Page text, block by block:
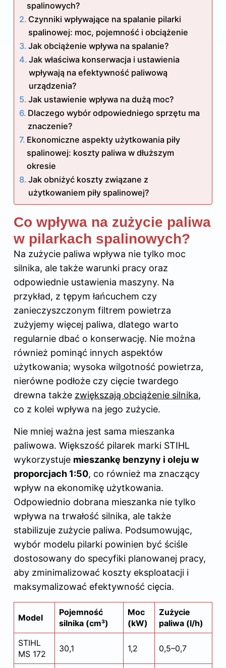
spalinowych?
Czynniki wpływające na spalanie pilarki
spalinowej: moc, pojemność i obciążenie
Jak obciążenie wpływa na spalanie?
Jak właściwa konserwacja i ustawienia
wpływają na efektywność paliwową
urządzenia?
Jak ustawienie wpływa na dużą moc?
Dlaczego wybór odpowiedniego sprzętu ma
znaczenie?
Ekonomiczne aspekty użytkowania piły
spalinowej: koszty paliwa w dłuższym
okresie
Jak obniżyć koszty związane z
użytkowaniem piły spalinowej?
Co wpływa na zużycie paliwa
w pilarkach spalinowych?
Na zużycie paliwa wpływa nie tylko moc
silnika, ale także warunki pracy oraz
odpowiednie ustawienia maszyny. Na
przykład, z tępym łańcuchem czy
zanieczyszczonym filtrem powietrza
zużyjemy więcej paliwa, dlatego warto
regularnie dbać o konserwację. Nie można
również pominąć innych aspektów
użytkowania; wysoka wilgotność powietrza,
nierówne podłoże czy cięcie twardego
drewna także zwiększają obciążenie silnika,
co z kolei wpływa na jego zużycie.
Nie mniej ważna jest sama mieszanka
paliwowa. Większość pilarek marki STIHL
wykorzystuje mieszankę benzyny i oleju w
proporcjach 1:50, co również ma znaczący
wpływ na ekonomikę użytkowania.
Odpowiednio dobrana mieszanka nie tylko
wpływa na trwałość silnika, ale także
stabilizuje zużycie paliwa. Podsumowując,
wybór modelu pilarki powinien być ściśle
dostosowany do specyfiki planowanej pracy,
aby zminimalizować koszty eksploatacji i
maksymalizować efektywność cięcia.
Model
Pojemność
silnika (cm³)
Moc
(kW)
Zużycie
paliwa (l/h)
STIHL
MS 172
30,1 1,2 0,5–0,7